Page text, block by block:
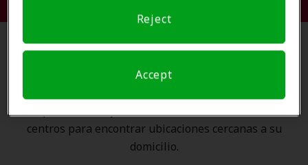
Reject
Accept
Gracias a nuestra
, ningún proveedor de
centros para encontrar ubicaciones cercanas a su
domicilio.